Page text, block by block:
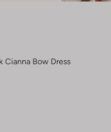
Cianna Bow Dress